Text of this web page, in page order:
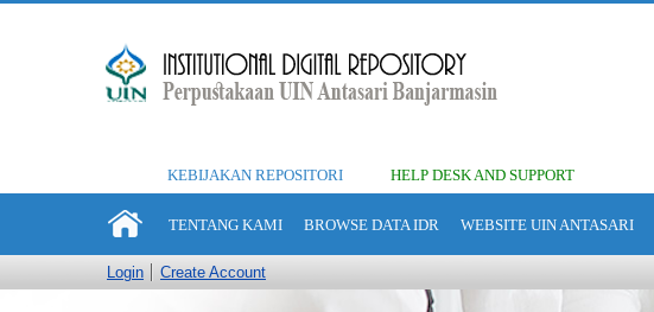
KEBIJAKAN REPOSITORI HELP DESK AND SUPPORT
TENTANG KAMI BROWSE DATA IDR WEBSITE UIN ANTASARI
Login Create Account